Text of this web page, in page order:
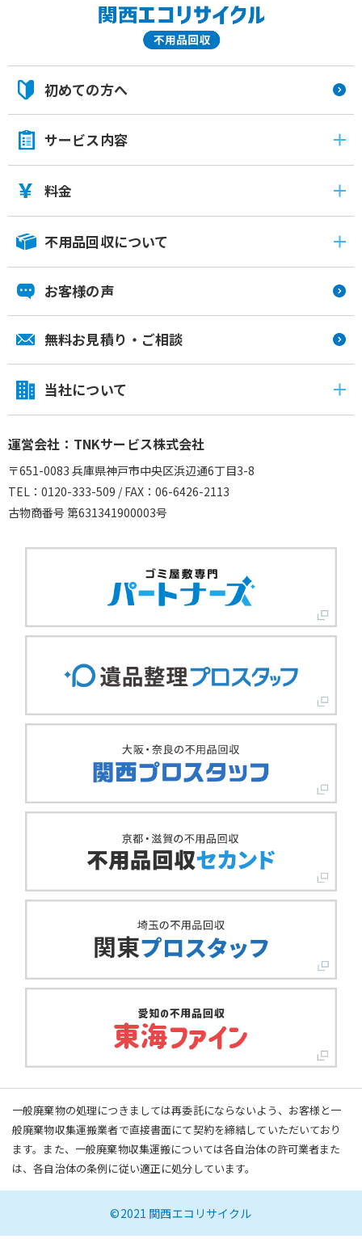
初めての方へ
サービス内容
料金
不用品回収について
お客様の声
無料お見積り・ご相談
当社について
運営会社：TNKサービス株式会社
〒651-0083 兵庫県神戸市中央区浜辺通6丁目3-8
TEL：0120-333-509 / FAX：06-6426-2113
古物商番号 第631341900003号
一般廃棄物の処理につきましては再委託にならないよう、お客様と一
般廃棄物収集運搬業者で直接書面にて契約を締結していただいており
ます。また、一般廃棄物収集運搬については各自治体の許可業者また
は、各自治体の条例に従い適正に処分しています。
©2021 関西エコリサイクル